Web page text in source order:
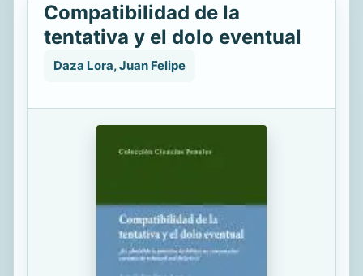
Compatibilidad de la
tentativa y el dolo eventual
Daza Lora, Juan Felipe